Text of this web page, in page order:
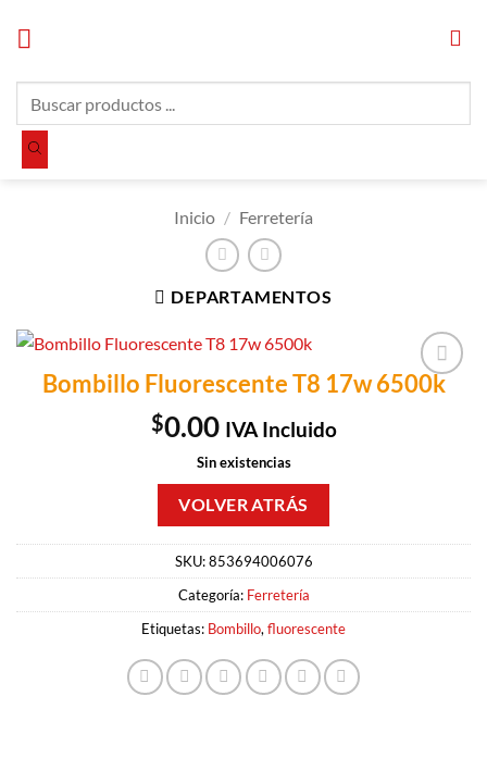
productos
Inicio / Ferretería
DEPARTAMENTOS
Añadir a
Bombillo Fluorescente T8 17w 6500k
$0.00 IVA Incluido
Sin existencias
SKU:853694006076
Categoría: Ferretería
Etiquetas: Bombillo, fluorescente